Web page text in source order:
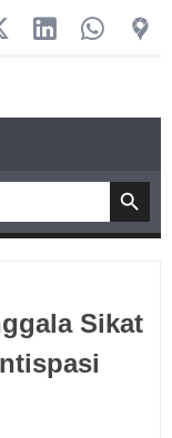
Sikat